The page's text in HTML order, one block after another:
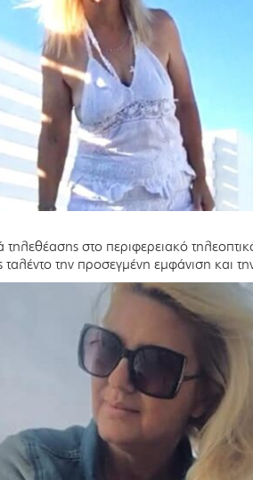
στο περιφερειακό
την προσεγμένη εμφάνιση και